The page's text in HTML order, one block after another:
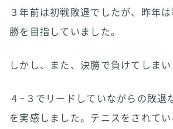
３年前は初戦敗退でしたが、昨年
勝を目指していました。
しかし、また、決勝で負けてしまい
４−３でリードしていながらの敗退
を実感しました。テニスをされて